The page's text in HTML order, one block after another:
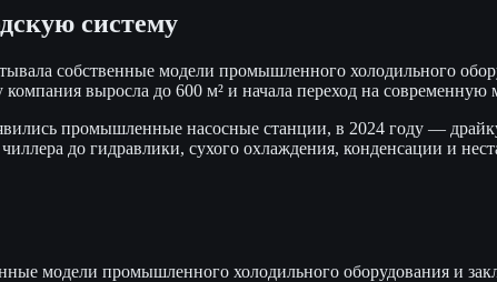
систему
собственные модели промышленного холодильного
выросла до 600 м² и начала переход на современную
промышленные насосные станции, в 2024 году —
до гидравлики, сухого охлаждения, конденсации и
модели промышленного холодильного оборудования и